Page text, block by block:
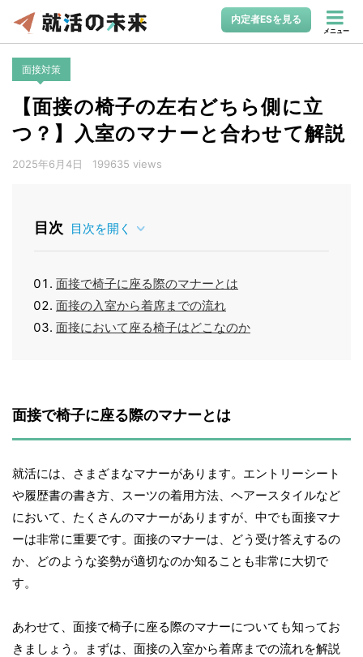
内定者ESを見る
メニュー
面接対策
【面接の椅子の左右どちら側に立
つ？】入室のマナーと合わせて解説
2025年6月4日 199635 views
目次 目次を開く
面接で椅子に座る際のマナーとは
面接の入室から着席までの流れ
面接において座る椅子はどこなのか
面接で椅子に座る際のマナーとは
就活には、さまざまなマナーがあります。エントリーシート
や履歴書の書き方、スーツの着用方法、ヘアースタイルなど
において、たくさんのマナーがありますが、中でも面接マナ
ーは非常に重要です。面接のマナーは、どう受け答えするの
か、どのような姿勢が適切なのか知ることも非常に大切で
す。
あわせて、面接で椅子に座る際のマナーについても知ってお
きましょう。まずは、面接の入室から着席までの流れを解説